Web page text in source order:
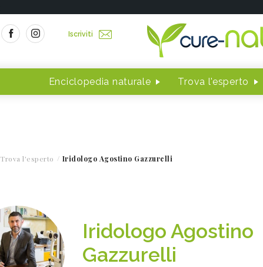
Iscriviti
Enciclopedia naturale Trova l'esperto
Trova l'esperto Iridologo Agostino Gazzurelli
Iridologo Agostino
Gazzurelli